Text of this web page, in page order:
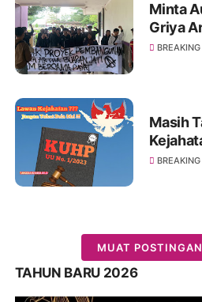
Minta
Griya
Masih
MUAT
TAHUN BARU 2026